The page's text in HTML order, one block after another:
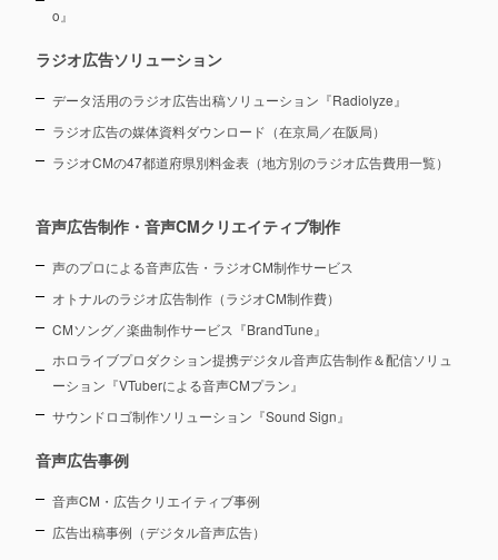
o』
ラジオ広告ソリューション
データ活用のラジオ広告出稿ソリューション『Radiolyze』
ラジオ広告の媒体資料ダウンロード（在京局／在阪局）
ラジオCMの47都道府県別料金表（地方別のラジオ広告費用一覧）
音声広告制作・音声CMクリエイティブ制作
声のプロによる音声広告・ラジオCM制作サービス
オトナルのラジオ広告制作（ラジオCM制作費）
CMソング／楽曲制作サービス『BrandTune』
ホロライブプロダクション提携デジタル音声広告制作＆配信ソリュ
ーション 『VTuberによる音声CMプラン』
サウンドロゴ制作ソリューション『Sound Sign』
音声広告事例
音声CM・広告クリエイティブ事例
広告出稿事例（デジタル音声広告）